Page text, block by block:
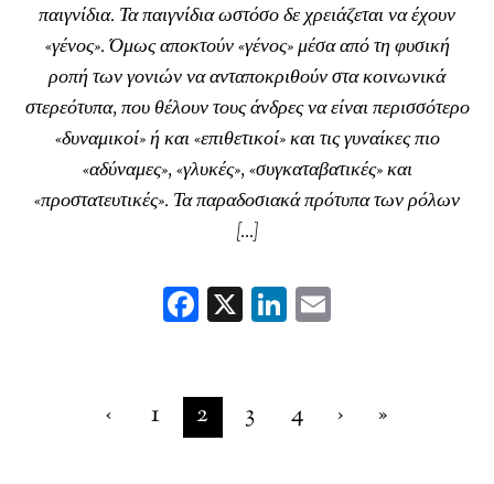
παιγνίδια. Τα παιγνίδια ωστόσο δε χρειάζεται να έχουν
«γένος». Όμως αποκτούν «γένος» μέσα από τη φυσική
ροπή των γονιών να ανταποκριθούν στα κοινωνικά
στερεότυπα, που θέλουν τους άνδρες να είναι περισσότερο
«δυναμικοί» ή και «επιθετικοί» και τις γυναίκες πιο
«αδύναμες», «γλυκές», «συγκαταβατικές» και
«προστατευτικές». Τα παραδοσιακά πρότυπα των ρόλων
[…]
F
ac
oo
k
X Li
nk
In
‹ 1 2 3 4 › »